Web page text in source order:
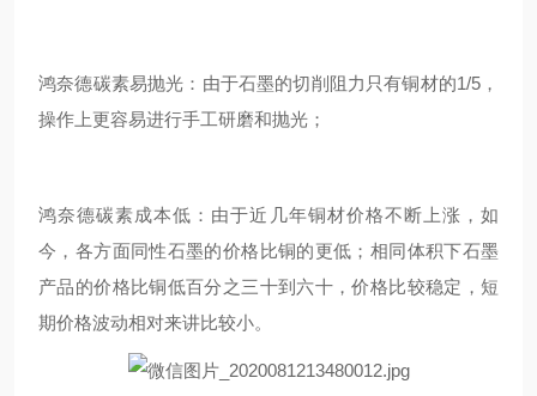
鸿奈德碳素易抛光：由于石墨的切削阻力只有铜材的1/5，
操作上更容易进行手工研磨和抛光；
鸿奈德碳素成本低：由于近几年铜材价格不断上涨，如
今，各方面同性石墨的价格比铜的更低；相同体积下石墨
产品的价格比铜低百分之三十到六十，价格比较稳定，短
期价格波动相对来讲比较小。